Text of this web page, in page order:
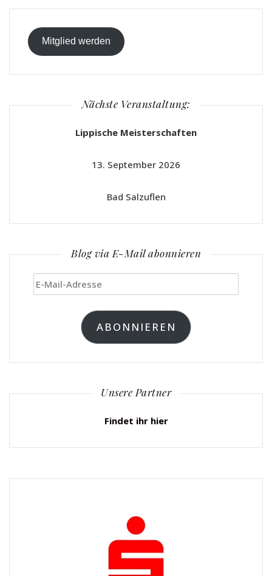
Mitglied werden
Nächste Veranstaltung:
Lippische Meisterschaften
13. September 2026
Bad Salzuflen
Blog via E-Mail abonnieren
E-
Mail-
ABONNIEREN
Unsere Partner
Findet ihr hier